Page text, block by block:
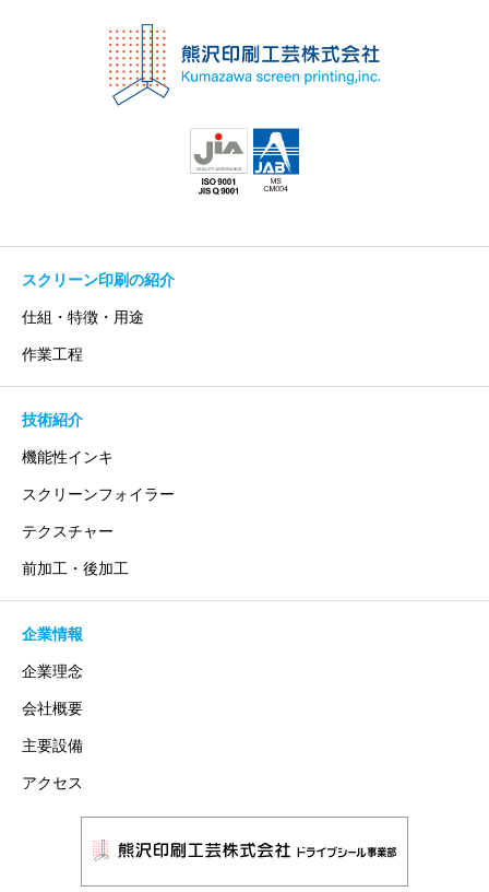
スクリーン印刷の紹介
仕組・特徴・用途
作業工程
技術紹介
機能性インキ
スクリーンフォイラー
テクスチャー
前加工・後加工
企業情報
企業理念
会社概要
主要設備
アクセス